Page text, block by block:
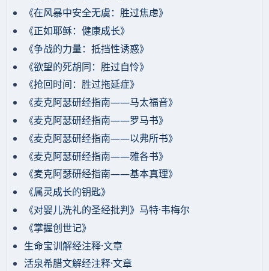
《在风暴中安全无虞：胜过焦虑》
《正如耶稣：健康成长》
《争战的力量：抵挡性诱惑》
《欲望的死胡同：胜过自怜》
《抢回时间：胜过拖延症》
《麦克阿瑟研经指南——马太福音》
《麦克阿瑟研经指南——罗马书》
《麦克阿瑟研经指南——以弗所书》
《麦克阿瑟研经指南——雅各书》
《麦克阿瑟研经指南——基本真理》
《属灵成长的钥匙》
《对婴儿洗礼的圣经批判》马特·韦梅尔
《掌握创世记》
生命宝训解经注释·文章
活泉希腊文解经注释·文章